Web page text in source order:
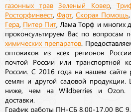
газонных трав Зеленый Ковер,
Росторфинвест Фарт, Скорая Помощь
Гера Питер Пит , Лама Торф и многих
проконсультируем Вас по вопросам
химических препаратов.
оптовиков из всех регионов
почтой России или транспортной
России. С 2016 года на нашем сайте
семян и другой садовой продукции.
ниже, чем на Wildberries и Ozon.
доставки.
График работы ПН-СБ 8,00-17,00 ВС